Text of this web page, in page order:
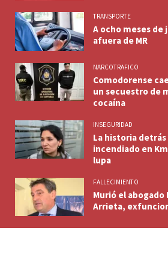
TRANSPORTE
A ocho meses
afuera de MR
NARCOTRAFICO
Comodorense
un secuestro de
cocaína
INSEGURIDAD
La historia
incendiado en
lupa
FALLECIMIENTO
Murió el abogado
Arrieta,